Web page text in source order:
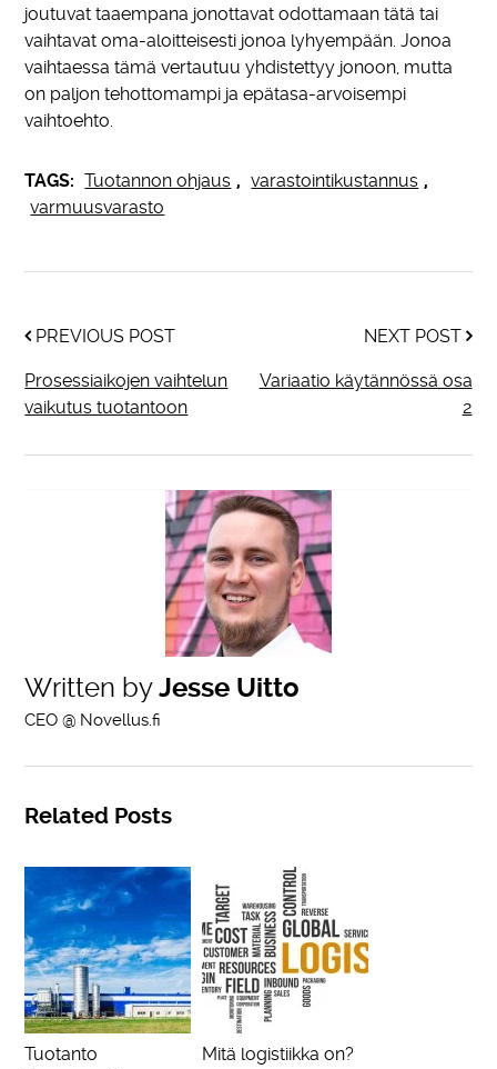
joutuvat taaempana jonottavat odottamaan tätä tai
vaihtavat oma-aloitteisesti jonoa lyhyempään. Jonoa
vaihtaessa tämä vertautuu yhdistettyy jonoon, mutta
on paljon tehottomampi ja epätasa-arvoisempi
vaihtoehto.
TAGS: Tuotannon ohjaus , varastointikustannus ,
varmuusvarasto
PREVIOUS POST
Prosessiaikojen vaihtelun
vaikutus tuotantoon
NEXT POST
Variaatio käytännössä osa
2
Written byJesse Uitto
CEO @ Novellus.fi
Related Posts
Tuotanto
Mitä logistiikka on?